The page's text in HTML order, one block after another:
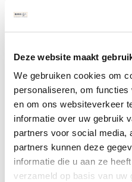
Deze website maakt
We gebruiken cookies om
personaliseren, om
en om ons websiteverkeer
informatie over uw gebruik
partners voor social media,
partners kunnen deze
informatie die u aan ze
verzameld op basis van uw
Kleuren bezichtigen:
Wenst u alle mogelijke kleuren
harte welkom bij ons in de
ook stofstalen toezenden,
op via onderstaand
Levertijd moderne
De gemiddelde levertijd van